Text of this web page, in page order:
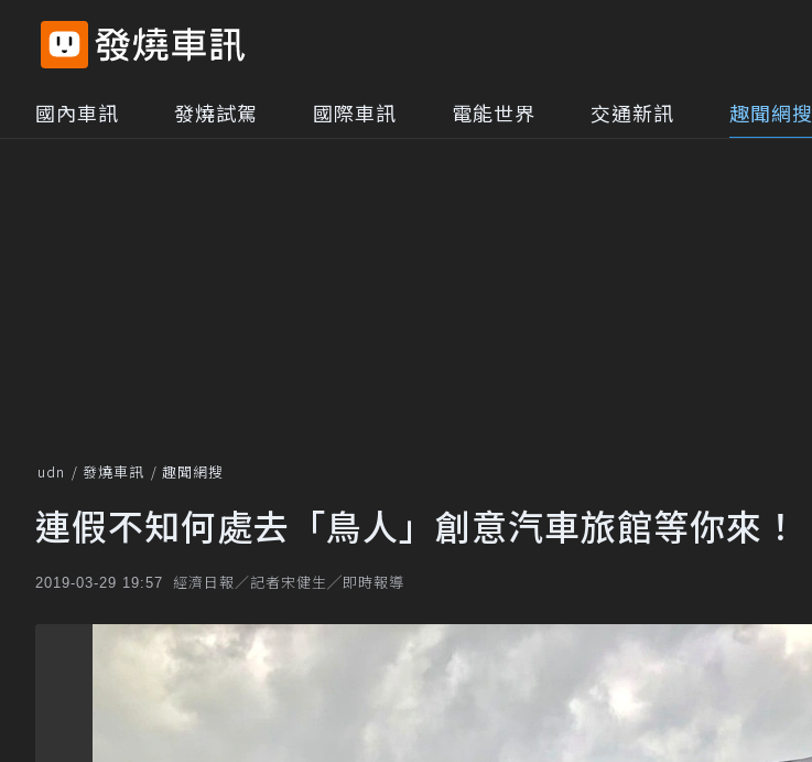
國內車訊 發燒試駕 國際車訊 電能世界 交通新訊 趣聞網搜
udn 發燒車訊 趣聞網搜
連假不知何處去「鳥人」創意汽車旅館等你來！
2019-03-29 19:57 經濟日報／記者宋健生╱即時報導